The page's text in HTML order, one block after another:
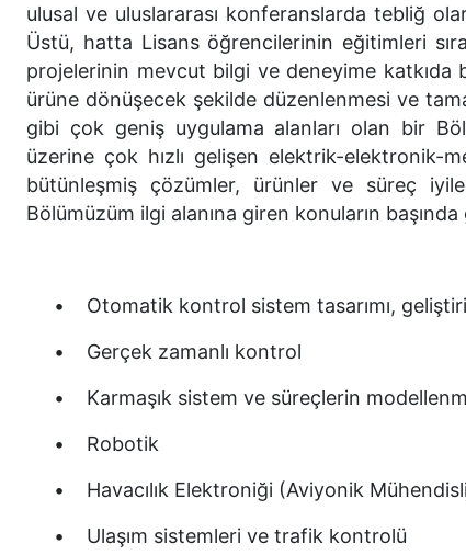
ulusal ve uluslararası konferanslarda tebliğ
Üstü, hatta Lisans öğrencilerinin eğitimleri
projelerinin mevcut bilgi ve deneyime
ürüne dönüşecek şekilde düzenlenmesi ve
gibi çok geniş uygulama alanları olan bir
üzerine çok hızlı gelişen elektrik-elektronik-
bütünleşmiş çözümler, ürünler ve süreç
Bölümüzüm ilgi alanına giren konuların
• Otomatik kontrol sistem tasarımı,
• Gerçek zamanlı kontrol
• Karmaşık sistem ve süreçlerin
• Robotik
• Havacılık Elektroniği (Aviyonik
• Ulaşım sistemleri ve trafik kontrolü